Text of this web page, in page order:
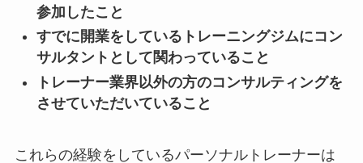
参加したこと
すでに開業をしているトレーニングジムにコン
サルタントとして関わっていること
トレーナー業界以外の方のコンサルティングを
させていただいていること
これらの経験をしているパーソナルトレーナーは